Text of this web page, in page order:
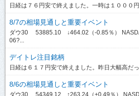
日経は７６円安で終えました。一時は１０００
8/7の相場見通しと重要イベント
ダウ30 53885.10 ↓464.02（-0.85％）
06?...
デイトレ注目銘柄
日経は６１７円安で終えました。昨日大幅高だ
8/6の相場見通しと重要イベント
ダウ30 54349.12 ↑263.24（+0.49％）